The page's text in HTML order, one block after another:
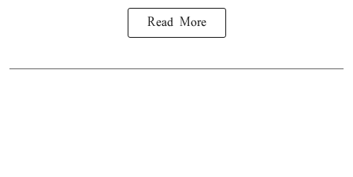
Read More